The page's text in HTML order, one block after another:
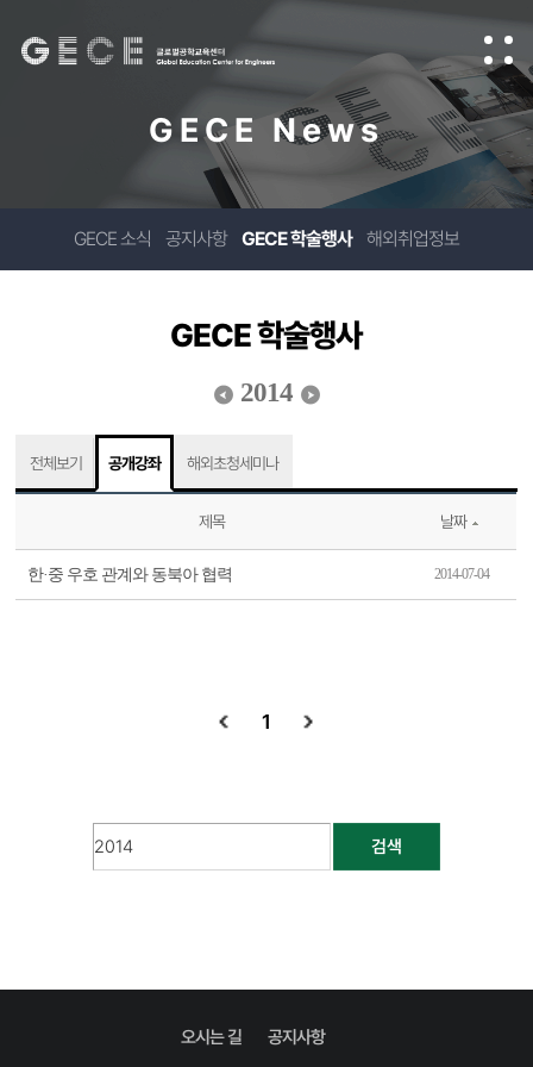
GECE News
GECE 소식 공지사항 GECE 학술행사 해외취업정보
GECE 학술행사
2014
전체보기 공개강좌 해외초청세미나
제목 날짜
한·중 우호 관계와 동북아 협력 2014-07-04
1
검색
오시는 길 공지사항